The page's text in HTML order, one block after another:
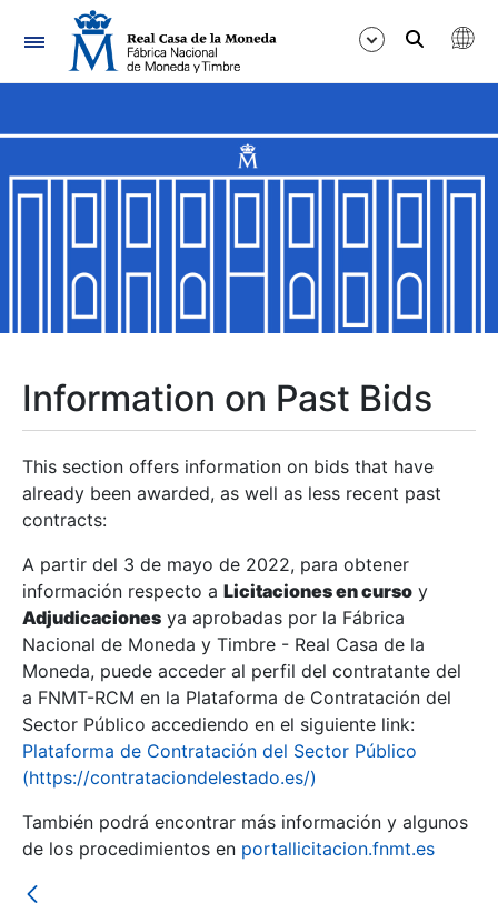
Navigation
Show/Hide
Show/Hide
Show/Hide
Show/Hide
Show/Hide
Information on Past Bids
This section offers information on bids that have
already been awarded, as well as less recent past
contracts:
A partir del 3 de mayo de 2022, para obtener
información respecto a Licitaciones en curso y
Adjudicaciones ya aprobadas por la Fábrica
Nacional de Moneda y Timbre - Real Casa de la
Moneda, puede acceder al perfil del contratante del
a FNMT-RCM en la Plataforma de Contratación del
Sector Público accediendo en el siguiente link:
Plataforma de Contratación del Sector Público
(https://contrataciondelestado.es/)
También podrá encontrar más información y algunos
de los procedimientos en portallicitacion.fnmt.es